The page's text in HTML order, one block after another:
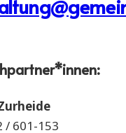
/ 601-153